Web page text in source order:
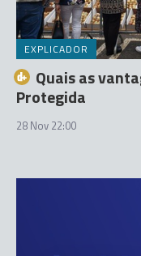
EXPLICADOR
Quais as
Protegida
28 Nov 22:00